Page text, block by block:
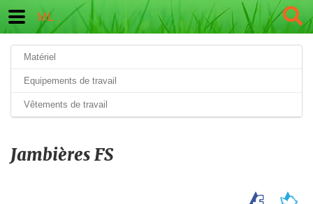
ML
Matériel
Equipements de travail
Vêtements de travail
Jambières FS